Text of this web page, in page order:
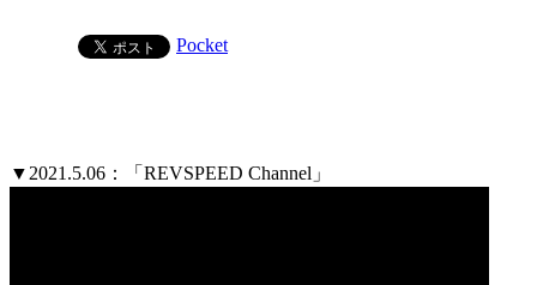
Pocket
▼2021.5.06：「REVSPEED Channel」